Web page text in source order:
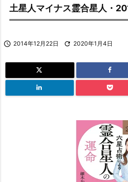
土星人マイナス霊合星人・
 2014年12月22日  2020年1月4日